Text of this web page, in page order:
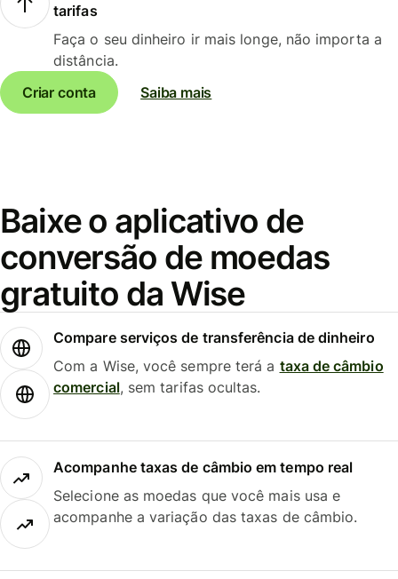
tarifas
Faça o seu dinheiro ir mais longe, não importa a
distância.
Criar conta
Saiba mais
Baixe o aplicativo de
conversão de moedas
gratuito da Wise
Compare serviços de transferência de dinheiro
Com a Wise, você sempre terá a taxa de câmbio
comercial, sem tarifas ocultas.
Acompanhe taxas de câmbio em tempo real
Selecione as moedas que você mais usa e
acompanhe a variação das taxas de câmbio.